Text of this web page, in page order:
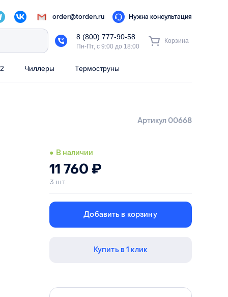
order@torden.ru Нужна консультация
8 (800) 777-90-58
Пн-Пт, с 9:00 до 18:00
Корзина
Чиллеры Термоструны
Артикул 00668
● В наличии
11 760 ₽
3 шт.
Добавить в корзину
Купить в 1 клик